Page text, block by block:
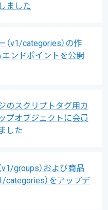
ました
（v1/categories）の作
エンドポイントを公開
のスクリプトタグ用カ
プオブジェクトに会員
した
v1/groups）および商品
categories）をアップデ